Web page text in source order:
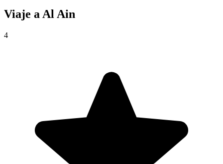
Viaje aAl Ain
4